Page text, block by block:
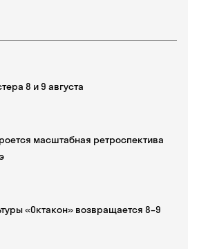
8 и 9 августа
масштабная ретроспектива
«Октакон» возвращается 8–9